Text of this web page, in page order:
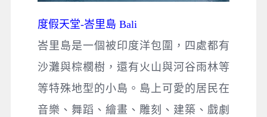
度假天堂-峇里島 Bali
峇里島是一個被印度洋包圍，四處都有
沙灘與棕櫚樹，還有火山與河谷雨林等
等特殊地型的小島。島上可愛的居民在
音樂、舞蹈、繪畫、雕刻、建築、戲劇